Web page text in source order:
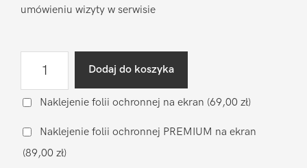
umówieniu wizyty w serwisie
głośnika
Asus
Zenfone
Dodaj do koszyka
Naklejenie folii ochronnej na ekran (69,00 zł)
Naklejenie folii ochronnej PREMIUM na ekran
(89,00 zł)